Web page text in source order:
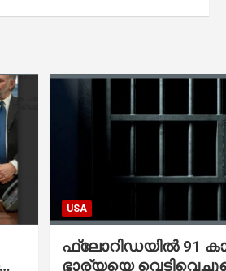
USA
ഫ്ലോറിഡയിൽ 91
ഭാര്യയെ